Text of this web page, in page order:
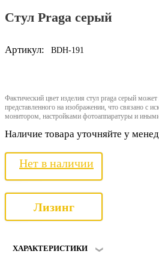
Стул Praga серый
Артикул: BDH-191
Фактический цвет изделия стул praga серый может
представленного на изображении, что связано с
монитором, настройками фотоаппаратуры и
Наличие товара уточняйте у
Нет в наличии
Лизинг
ХАРАКТЕРИСТИКИ